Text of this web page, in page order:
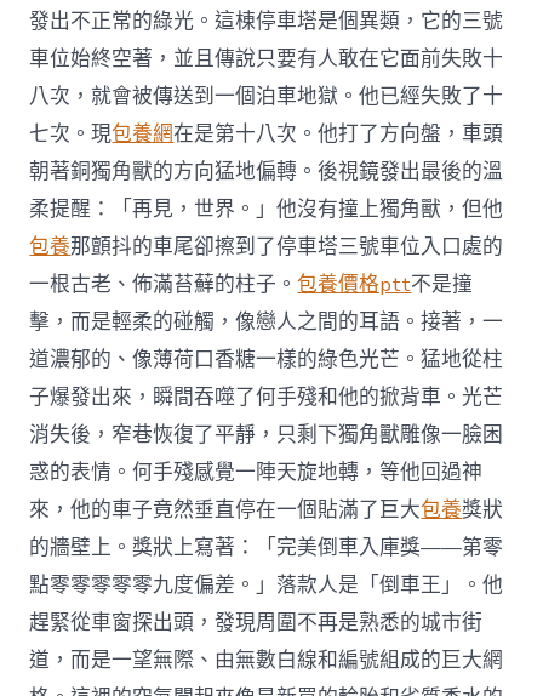
發出不正常的綠光。這棟停車塔是個異類，它的三號
車位始終空著，並且傳說只要有人敢在它面前失敗十
八次，就會被傳送到一個泊車地獄。他已經失敗了十
七次。現包養網在是第十八次。他打了方向盤，車頭
朝著銅獨角獸的方向猛地偏轉。後視鏡發出最後的溫
柔提醒：「再見，世界。」他沒有撞上獨角獸，但他
包養那顫抖的車尾卻擦到了停車塔三號車位入口處的
一根古老、佈滿苔蘚的柱子。包養價格ptt不是撞
擊，而是輕柔的碰觸，像戀人之間的耳語。接著，一
道濃郁的、像薄荷口香糖一樣的綠色光芒。猛地從柱
子爆發出來，瞬間吞噬了何手殘和他的掀背車。光芒
消失後，窄巷恢復了平靜，只剩下獨角獸雕像一臉困
惑的表情。何手殘感覺一陣天旋地轉，等他回過神
來，他的車子竟然垂直停在一個貼滿了巨大包養獎狀
的牆壁上。獎狀上寫著：「完美倒車入庫獎——第零
點零零零零零九度偏差。」落款人是「倒車王」。他
趕緊從車窗探出頭，發現周圍不再是熟悉的城市街
道，而是一望無際、由無數白線和編號組成的巨大網